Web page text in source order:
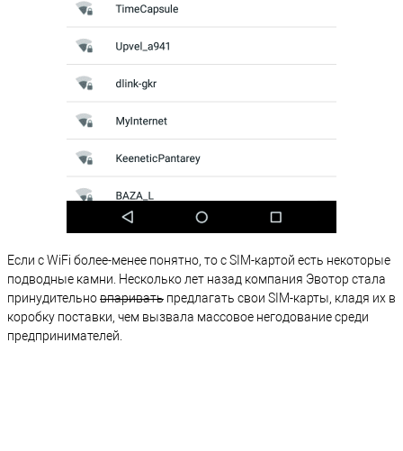
Если с WiFi более-менее понятно, то с SIM-картой есть некоторые
подводные камни. Несколько лет назад компания Эвотор стала
принудительновпаривать предлагать свои SIM-карты, кладя их в
коробку поставки, чем вызвала массовое негодование среди
предпринимателей.